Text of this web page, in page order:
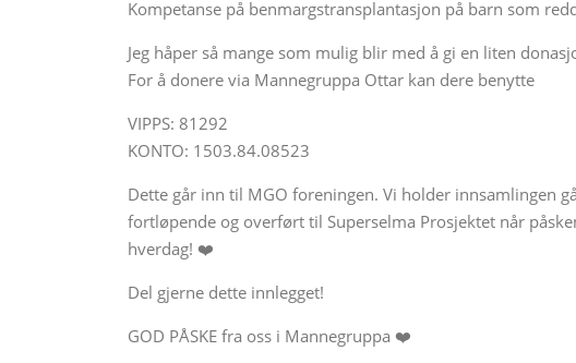
Kompetanse på benmargstransplantasjon på barn som
Jeg håper så mange som mulig blir med å gi en liten
For å donere via Mannegruppa Ottar kan dere benytte
VIPPS: 81292
KONTO: 1503.84.08523
Dette går inn til MGO foreningen. Vi holder innsamlingen
fortløpende og overført til Superselma Prosjektet når
hverdag! ❤️
Del gjerne dette innlegget!
GOD PÅSKE fra oss i Mannegruppa ❤️